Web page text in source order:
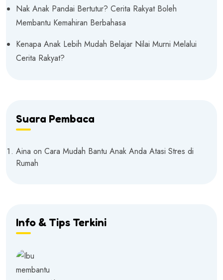
Nak Anak Pandai Bertutur? Cerita Rakyat Boleh
Membantu Kemahiran Berbahasa
Kenapa Anak Lebih Mudah Belajar Nilai Murni Melalui
Cerita Rakyat?
Suara Pembaca
Aina on Cara Mudah Bantu Anak Anda Atasi Stres di
Rumah
Info & Tips Terkini